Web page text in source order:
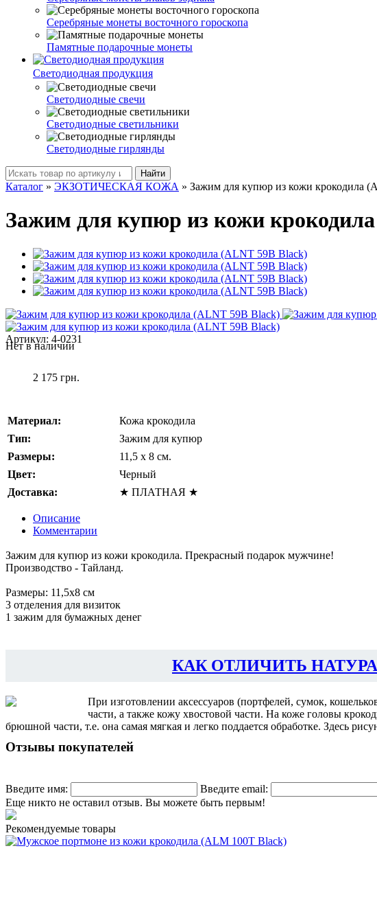
Серебряные монеты восточного гороскопа
Памятные подарочные монеты
Светодиодная продукция
Светодиодные свечи
Светодиодные светильники
Светодиодные гирлянды
Найти
Каталог » ЭКЗОТИЧЕСКАЯ КОЖА » Зажим для купюр из кожи крокодила
Зажим для купюр из кожи
Артикул: 4-0231
Нет в наличии
2 175 грн.
Материал:
Кожа крокодила
Тип:
Зажим для купюр
Размеры:
11,5 x 8 см.
Цвет:
Черный
Доставка:
★ ПЛАТНАЯ ★
Описание
Комментарии
Зажим для купюр из кожи крокодила. Прекрасный подарок мужчине!
Производство - Тайланд.
Размеры: 11,5х8 см
3 отделения для визиток
1 зажим для бумажных денег
КАК ОТЛИЧИТЬ
При изготовлении аксессуаров (портфелей, сумок,
части, а также кожу хвостовой части. На коже головы
брюшной части, т.е. она самая мягкая и легко поддается обработке. Здесь
Отзывы покупателей
Введите имя: Введите email:
Еще никто не оставил отзыв. Вы можете быть первым!
Рекомендуемые товары